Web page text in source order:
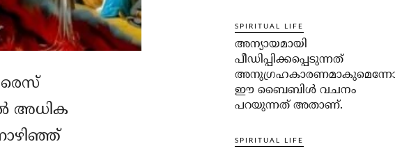
അധിക
SPIRITUAL LIFE
അന്യായമായി
പീഡിപ്പിക്കപ്പെടുന്നത്
ഈ ബൈബിള്‍ വചനം
പറയുന്നത് അതാണ്.
SPIRITUAL LIFE